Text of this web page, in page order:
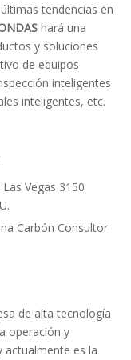
tendencias en
hará una
y soluciones
de equipos
inteligentes
inteligentes, etc.
Vegas 3150
Carbón Consultor
de alta tecnología
operación y
actualmente es la